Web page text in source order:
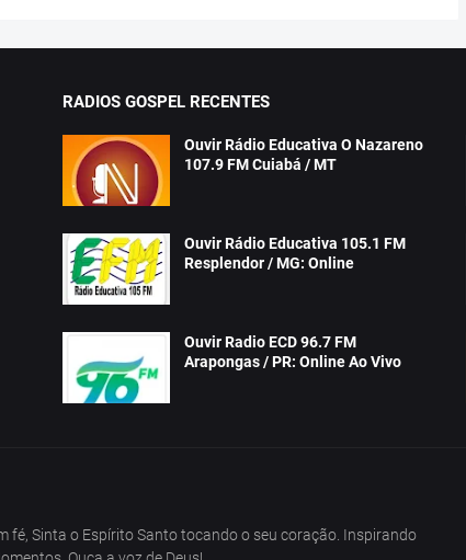
RADIOS GOSPEL RECENTES
Ouvir Rádio Educativa O Nazareno
107.9 FM Cuiabá / MT
Ouvir Rádio Educativa 105.1 FM
Resplendor / MG: Online
Ouvir Radio ECD 96.7 FM
Arapongas / PR: Online Ao Vivo
fé, Sinta o Espírito Santo tocando o seu coração. Inspirando